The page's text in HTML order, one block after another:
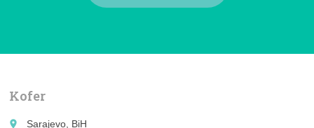
Kofer
place Sarajevo, BiH